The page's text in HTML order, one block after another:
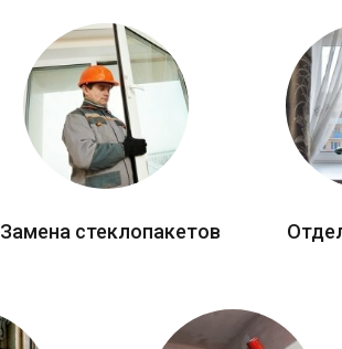
Замена стеклопакетов